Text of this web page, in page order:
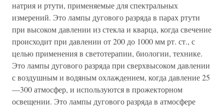
натрия и ртути, применяемые для спектральных
измерений. Это лампы дугового разряда в парах ртути
при высоком давлении из стекла и кварца, когда свечение
происходит при давлении от 200 до 1000 мм рт. ст., с
целью применения в светотерапии, биологии, технике.
Это лампы дугового разряда при сверхвысоком давлении
с воздушным и водяным охлаждением, когда давление 25
—300 атмосфер, и используются в прожекторном
освещении. Это лампы дугового разряда в атмосфере